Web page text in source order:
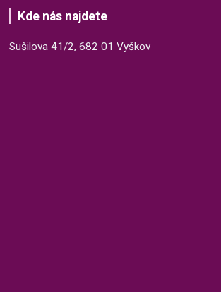
Kde nás najdete
Sušilova 41/2, 682 01 Vyškov